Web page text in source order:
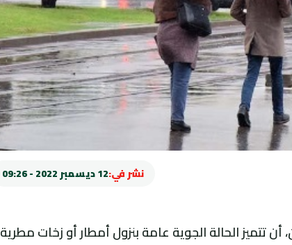
نشر في:12 ديسمبر 2022 - 09:26
أن تتميز الحالة الجوية عامة بنزول أمطار أو زخات مطرية